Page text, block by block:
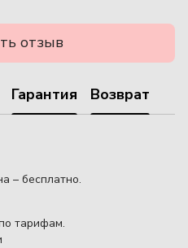
отзыв
Гарантия Возврат
– бесплатно.
тарифам.